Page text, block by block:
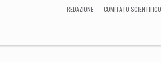
REDAZIONE COMITATO SCIENTIFICO